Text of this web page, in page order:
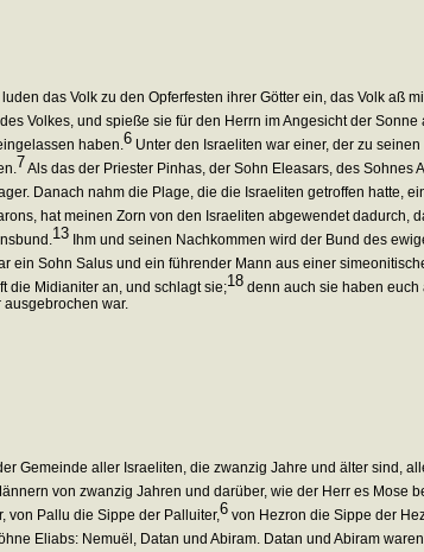
das Volk zu den Opferfesten ihrer Götter ein, das Volk aß
Volkes, und spieße sie für den Herrn im Angesicht der
haben. 6 Unter den Israeliten war einer, der zu
7Als das der Priester Pinhas, der Sohn Eleasars, des Sohnes
Danach nahm die Plage, die die Israeliten getroffen hatte,
hat meinen Zorn von den Israeliten abgewendet dadurch,
13 Ihm und seinen Nachkommen wird der Bund des
Sohn Salus und ein führender Mann aus einer
die Midianiter an, und schlagt sie;18 denn auch sie haben euch
war.
Gemeinde aller Israeliten, die zwanzig Jahre und älter sind,
von zwanzig Jahren und darüber, wie der Herr es Mose
von Pallu die Sippe der Palluiter,6 von Hezron die Sippe der
Eliabs: Nemuël, Datan und Abiram. Datan und Abiram